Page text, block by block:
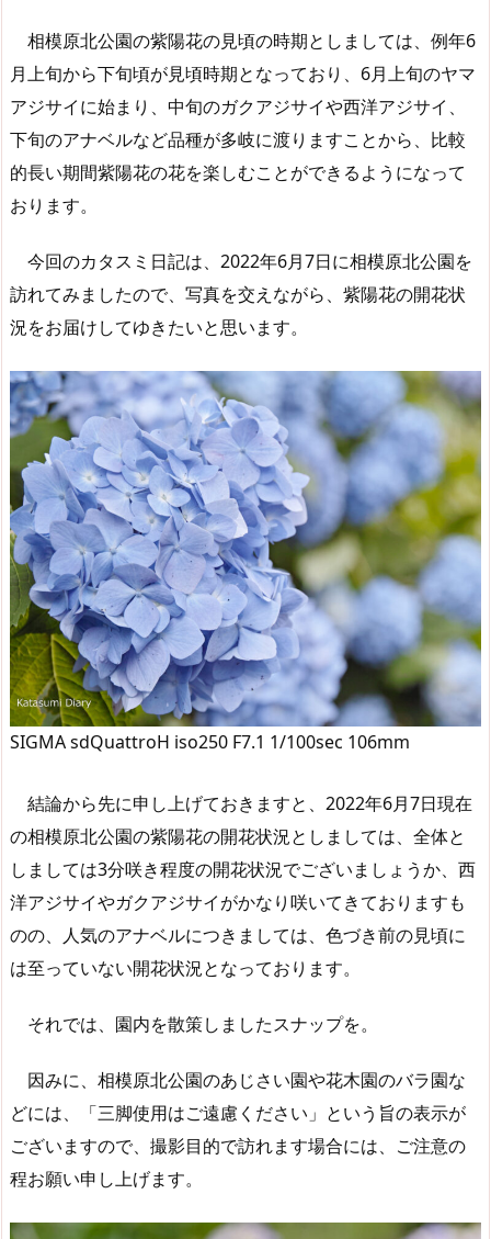
相模原北公園の紫陽花の見頃の時期としましては、例年6
月上旬から下旬頃が見頃時期となっており、6月上旬のヤマ
アジサイに始まり、中旬のガクアジサイや西洋アジサイ、
下旬のアナベルなど品種が多岐に渡りますことから、比較
的長い期間紫陽花の花を楽しむことができるようになって
おります。
今回のカタスミ日記は、2022年6月7日に相模原北公園を
訪れてみましたので、写真を交えながら、紫陽花の開花状
況をお届けしてゆきたいと思います。
SIGMA sdQuattroH iso250 F7.1 1/100sec 106mm
結論から先に申し上げておきますと、2022年6月7日現在
の相模原北公園の紫陽花の開花状況としましては、全体と
しましては3分咲き程度の開花状況でございましょうか、西
洋アジサイやガクアジサイがかなり咲いてきておりますも
のの、人気のアナベルにつきましては、色づき前の見頃に
は至っていない開花状況となっております。
それでは、園内を散策しましたスナップを。
因みに、相模原北公園のあじさい園や花木園のバラ園な
どには、「三脚使用はご遠慮ください」という旨の表示が
ございますので、撮影目的で訪れます場合には、ご注意の
程お願い申し上げます。